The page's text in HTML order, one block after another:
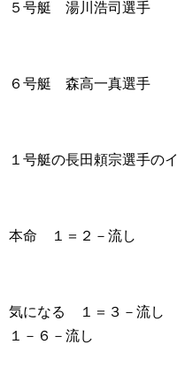
５号艇 湯川浩司選手
６号艇 森高一真選手
１号艇の長田頼宗選手の
本命 １＝２－流し
気になる １＝３－流
１－６－流し